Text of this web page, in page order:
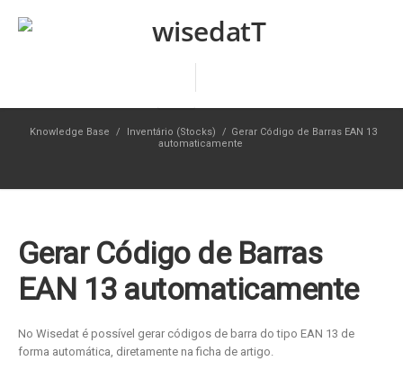
Knowledge Base / Inventário (Stocks) / Gerar Código de Barras EAN 13
automaticamente
Gerar Código de Barras
EAN 13 automaticamente
No Wisedat é possível gerar códigos de barra do tipo EAN 13 de
forma automática, diretamente na ficha de artigo.